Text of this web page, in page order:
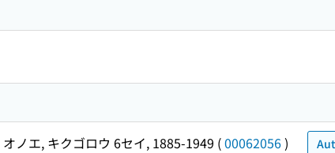
オノエ, キクゴロウ 6セイ, 1885-1949 (00062056)